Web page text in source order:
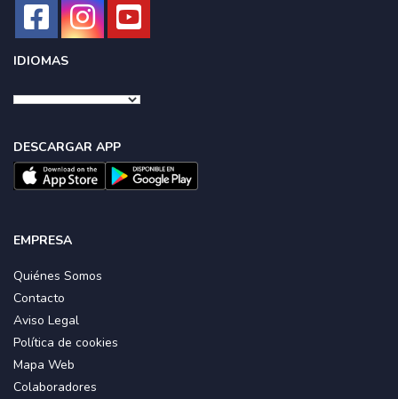
IDIOMAS
DESCARGAR APP
EMPRESA
Quiénes Somos
Contacto
Aviso Legal
Política de cookies
Mapa Web
Colaboradores